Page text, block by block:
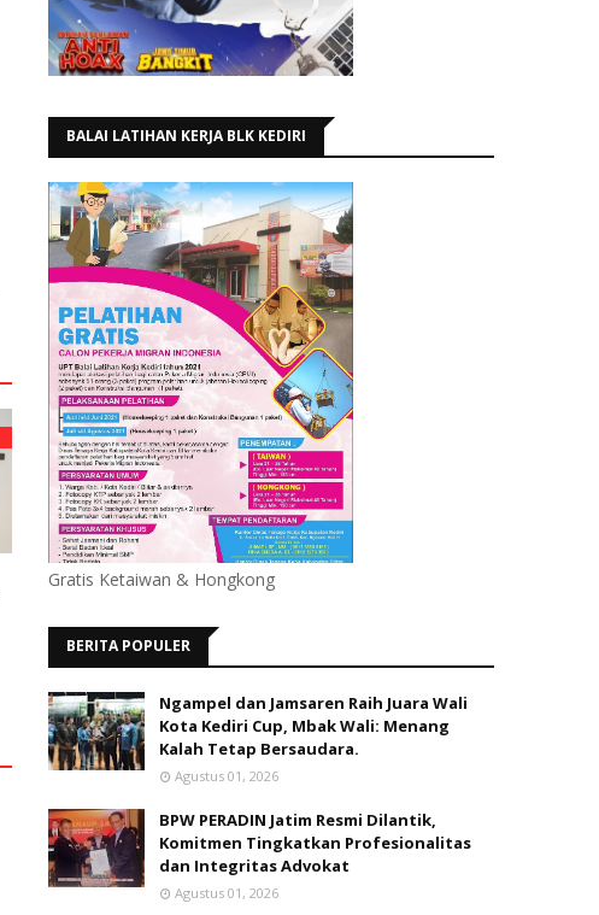
BALAI LATIHAN KERJA BLK KEDIRI
Gratis Ketaiwan & Hongkong
BERITA POPULER
Ngampel dan Jamsaren Raih Juara Wali
Kota Kediri Cup, Mbak Wali: Menang
Kalah Tetap Bersaudara.
Agustus 01, 2026
BPW PERADIN Jatim Resmi Dilantik,
Komitmen Tingkatkan Profesionalitas
dan Integritas Advokat
Agustus 01, 2026